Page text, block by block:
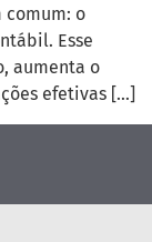
comum: o
Esse
aumenta o
efetivas […]